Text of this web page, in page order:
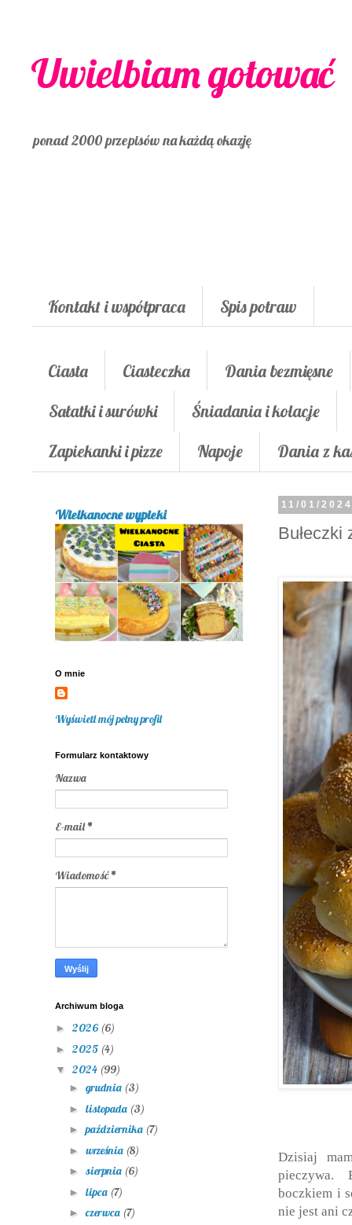
Uwielbiam gotować
ponad 2000 przepisów na każdą okazję
Kontakt i współpraca Spis potraw
Ciasta Ciasteczka
Dania bezmięsne
Sałatki i surówki
Śniadania i kolacje
Zapiekanki i pizze
Napoje Dania z
11/01/
Bułeczki
Dzisiaj
pieczywa.
boczkiem i
nie jest ani
Wielkanocne wypieki
O mnie
Wyświetl mój pełny profil
Formularz kontaktowy
Nazwa
E-mail*
Wiadomość*
Archiwum bloga
► 2026 (6)
► 2025 (4)
▼ 2024 (99)
► grudnia (3)
► listopada (3)
►października (7)
► września (8)
► sierpnia (6)
► lipca (7)
►czerwca (7)